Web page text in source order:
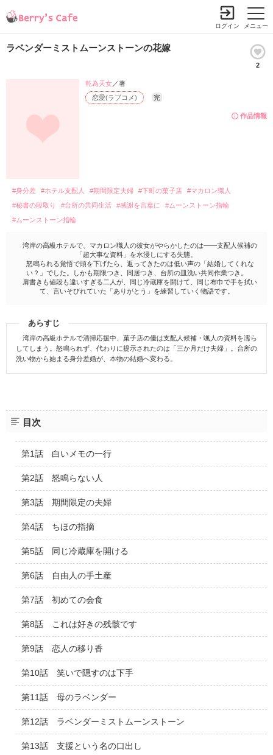
メニュー
ログイン
ラベンダーミストムーンストーンの花嫁
2
作品情報
恋愛(ラブコメ) 完
乾為天女／著
#身分差 #ホテル支配人 #期間限定夫婦 #下町の菓子店
#マカロン職人
#秘書の段取り
#台所の共同生活 #感謝を言葉に
#ムーンストーン指輪
#ムーンストーン指輪
湾岸の高級ホテルで、マカロン職人の彼女がやらかしたのは――支配人候補の
「超大事な資料」を水浸しにする失態。
怒鳴られる覚悟で頭を下げたら、返ってきたのは低い声の「結婚してくれな
い？」でした。しかも期限つき、同居つき、台所の皿洗い共同作業つき。
肩書きも値段も違いすぎる二人が、同じ冷蔵庫を開けて、同じ布巾で手を拭い
て、言いそびれていた「ありがとう」を練習していく物語です。
あらすじ
湾岸の高級ホテルで清掃応援中、菓子店の優は支配人候補・颯人の資料を濡ら
してしまう。怒鳴られず、代わりに提示されたのは「三か月だけ夫婦」。台所の
洗い物から始まる身分差婚が、本物の結婚へ変わる。
目次
第1話 白いメモの一行
第2話 怒鳴らない人
第3話 期間限定の夫婦
第4話 ちほの指摘
第5話 同じ冷蔵庫を開ける
第6話 自由人の手土産
第7話 初めての会食
第8話 これは好きの残骸です
第9話 恋人の移り香
第10話 笑いで隠すのは下手
第11話 母のラベンダー
第12話 ラベンダーミストムーンストーン
第13話 支援という名の口出し